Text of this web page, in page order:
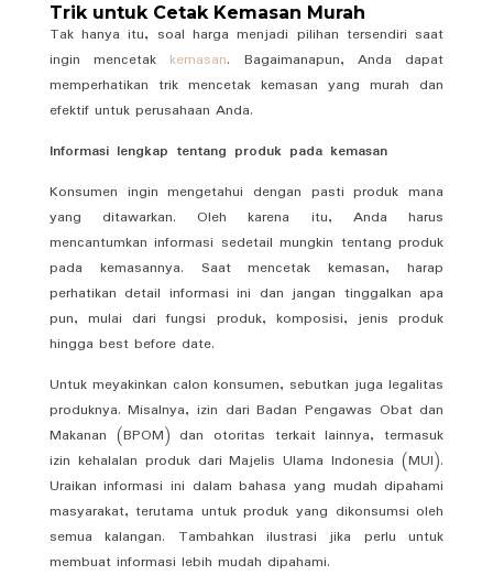
Trik untuk Cetak Kemasan Murah
Tak hanya itu, soal harga menjadi pilihan tersendiri saat
ingin mencetak kemasan. Bagaimanapun, Anda dapat
memperhatikan trik mencetak kemasan yang murah dan
efektif untuk perusahaan Anda.
Informasi lengkap tentang produk pada kemasan
Konsumen ingin mengetahui dengan pasti produk mana
yang ditawarkan. Oleh karena itu, Anda harus
mencantumkan informasi sedetail mungkin tentang produk
pada kemasannya. Saat mencetak kemasan, harap
perhatikan detail informasi ini dan jangan tinggalkan apa
pun, mulai dari fungsi produk, komposisi, jenis produk
hingga best before date.
Untuk meyakinkan calon konsumen, sebutkan juga legalitas
produknya. Misalnya, izin dari Badan Pengawas Obat dan
Makanan (BPOM) dan otoritas terkait lainnya, termasuk
izin kehalalan produk dari Majelis Ulama Indonesia (MUI).
Uraikan informasi ini dalam bahasa yang mudah dipahami
masyarakat, terutama untuk produk yang dikonsumsi oleh
semua kalangan. Tambahkan ilustrasi jika perlu untuk
membuat informasi lebih mudah dipahami.